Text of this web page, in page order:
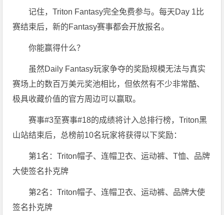
记住，Triton Fantasy完全免费参与。每天Day 1比
赛结束后，新的Fantasy赛事都会开放报名。
你能赢得什么？
虽然Daily Fantasy玩家争夺的奖励规模无法与真实
赛场上的数百万美元奖池相比，但依然有不少非常酷、
极具收藏价值的官方周边可以赢取。
赛事#3至赛事#18的成绩将计入总排行榜，Triton黑
山站结束后，总榜前10名玩家将获得以下奖励：
第1名：Triton帽子、连帽卫衣、运动裤、T恤、品牌
大使签名扑克牌
第2名：Triton帽子、连帽卫衣、运动裤、品牌大使
签名扑克牌